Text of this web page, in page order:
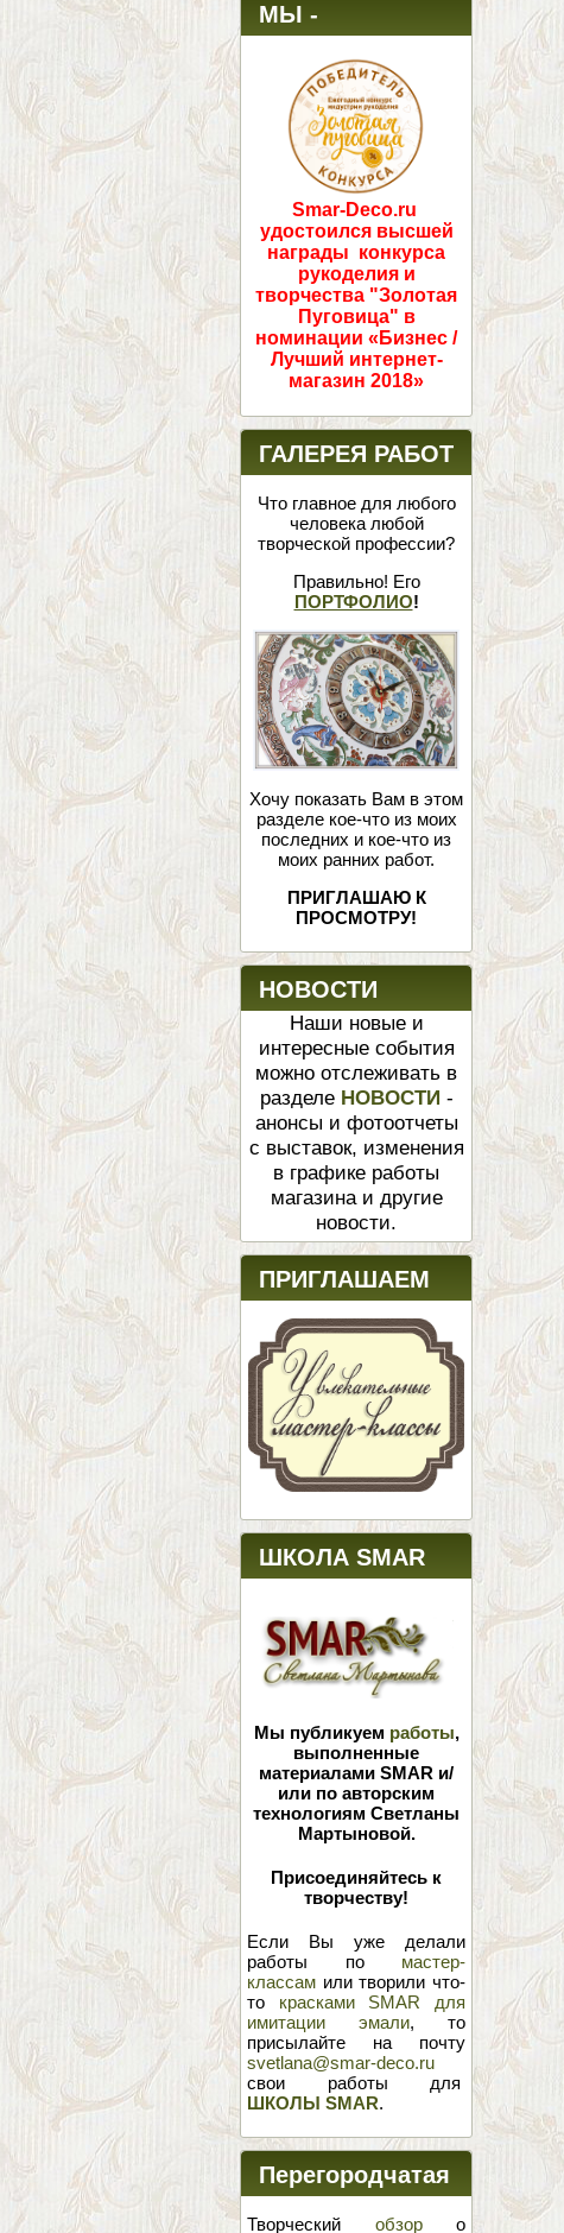
МЫ -
ПОБЕДИТЕЛИ!
Smar-Deco.ru
удостоился высшей
награды конкурса
рукоделия и
творчества "Золотая
Пуговица" в
номинации «Бизнес /
Лучший интернет-
магазин 2018»
ГАЛЕРЕЯ РАБОТ
Что главное для любого
человека любой
творческой профессии?
Правильно! Его
ПОРТФОЛИО!
Хочу показать Вам в этом
разделе кое-что из моих
последних и кое-что из
моих ранних работ.
ПРИГЛАШАЮ К
ПРОСМОТРУ!
НОВОСТИ
Наши новые и
интересные события
можно отслеживать в
разделе НОВОСТИ -
анонсы и фотоотчеты
с выставок, изменения
в графике работы
магазина и другие
новости.
ПРИГЛАШАЕМ
ШКОЛА SMAR
Мы публикуем работы,
выполненные
материалами SMAR и/
или по авторским
технологиям Светланы
Мартыновой.
Присоединяйтесь к
творчеству!
Если Вы уже делали
работы по мастер-
классам или творили что-
то красками SMAR для
имитации эмали, то
присылайте на почту
svetlana@smar-deco.ru
свои работы для
ШКОЛЫ SMAR.
Перегородчатая
эмаль
Творческий обзоро